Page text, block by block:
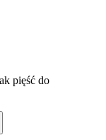
pięść do